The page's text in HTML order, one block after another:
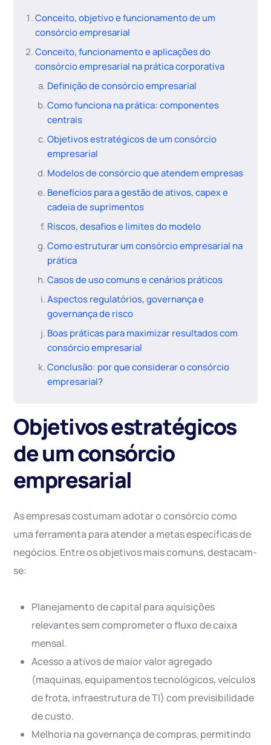
Conceito, objetivo e funcionamento de um
consórcio empresarial
Conceito, funcionamento e aplicações do
consórcio empresarial na prática corporativa
Definição de consórcio empresarial
Como funciona na prática: componentes
centrais
Objetivos estratégicos de um consórcio
empresarial
Modelos de consórcio que atendem empresas
Benefícios para a gestão de ativos, capex e
cadeia de suprimentos
Riscos, desafios e limites do modelo
Como estruturar um consórcio empresarial na
prática
Casos de uso comuns e cenários práticos
Aspectos regulatórios, governança e
governança de risco
Boas práticas para maximizar resultados com
consórcio empresarial
Conclusão: por que considerar o consórcio
empresarial?
Objetivos estratégicos
de um consórcio
empresarial
As empresas costumam adotar o consórcio como
uma ferramenta para atender a metas específicas de
negócios. Entre os objetivos mais comuns, destacam-
se:
Planejamento de capital para aquisições
relevantes sem comprometer o fluxo de caixa
mensal.
Acesso a ativos de maior valor agregado
(maquinas, equipamentos tecnológicos, veículos
de frota, infraestrutura de TI) com previsibilidade
de custo.
Melhoria na governança de compras, permitindo